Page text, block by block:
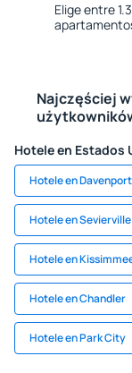
Elige entre
Najczęściej
Hotele en Estados
Hotele en Davenport
Hotele en Sevierville
Hotele en
Hotele en Chandler
Hotele en Park City